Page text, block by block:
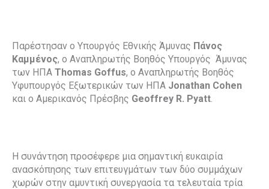
Παρέστησαν ο Υπουργός Εθνικής Άμυνας Πάνος
Καμμένος, ο Αναπληρωτής Βοηθός Υπουργός Άμυνας
των ΗΠΑ Thomas Goffus, ο Αναπληρωτής Βοηθός
Υφυπουργός Εξωτερικών των ΗΠΑ Jonathan Cohen
και ο Αμερικανός Πρέσβης Geoffrey R. Pyatt.
Η συνάντηση προσέφερε μια σημαντική ευκαιρία
ανασκόπησης των επιτευγμάτων των δύο συμμάχων
χωρών στην αμυντική συνεργασία τα τελευταία τρία